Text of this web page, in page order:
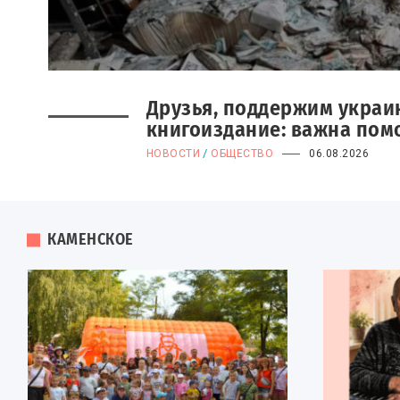
Новый фильм Мирослава
«Deus Ex Machina»
грант в Роттердаме
Друзья, поддержим
книгоиздание: важна
НОВОСТИ ОБЩЕСТВО 06.08.2026
КАМЕНСКОЕ